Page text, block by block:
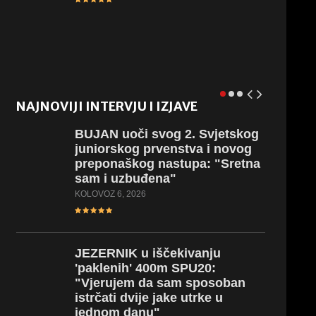
NAJNOVIJI INTERVJU I IZJAVE
BUJAN uoči svog 2. Svjetskog
juniorskog prvenstva i novog
preponaškog nastupa: "Sretna
sam i uzbuđena"
KOLOVOZ 6, 2026
JEZERNIKu iščekivanju
'paklenih' 400m SPU20:
"Vjerujem da sam sposoban
istrčati dvije jake utrke u
jednom danu"